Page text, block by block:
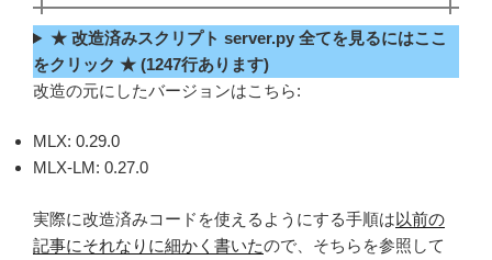
★ 改造済みスクリプト server.py 全てを見るにはここ
をクリック ★ (1247行あります)
改造の元にしたバージョンはこちら:
MLX: 0.29.0
MLX-LM: 0.27.0
実際に改造済みコードを使えるようにする手順は以前の
記事にそれなりに細かく書いたので、そちらを参照して